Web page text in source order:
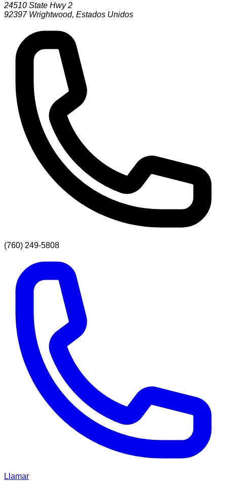
24510 State Hwy 2
92397 Wrightwood, Estados Unidos
(760) 249-5808
Llamar